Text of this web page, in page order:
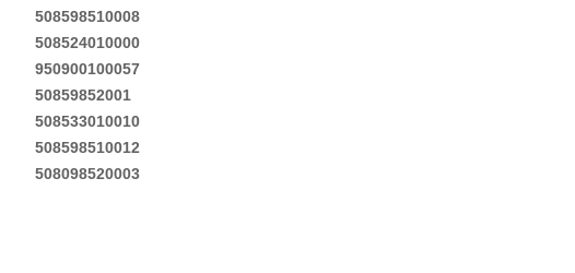
508598510008
508524010000
950900100057
50859852001
508533010010
508598510012
508098520003
24/01/2018